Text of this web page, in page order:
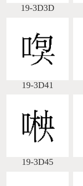
19-3D3D
19-3D41
19-3D45